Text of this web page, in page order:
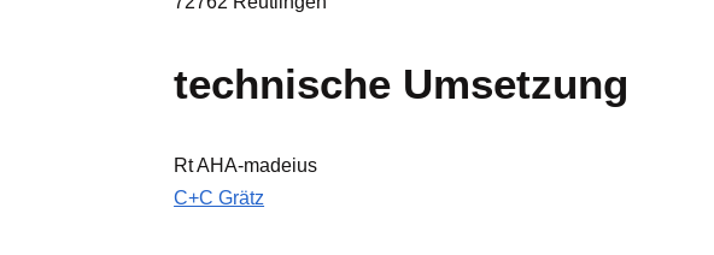
technische Umsetzung
Rt AHA-madeius
C+C Grätz